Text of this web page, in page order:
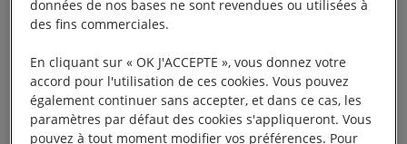
une pétition mondiale le 14 septembre.
À l’approche de la sortie du film d’Oliver Stone sur le
lanceur d’alerte Edward Snowden, exilé en Russie
en 2013, la campagne demande au président
Barack Obama, avant qu’il ne quitte ses fonctions,
données de nos bases ne sont revendues ou utilisées à
des fins commerciales.
En cliquant sur « OK J'ACCEPTE », vous donnez votre
accord pour l'utilisation de ces cookies. Vous pouvez
également continuer sans accepter, et dans ce cas, les
paramètres par défaut des cookies s'appliqueront. Vous
pouvez à tout moment modifier vos préférences. Pour